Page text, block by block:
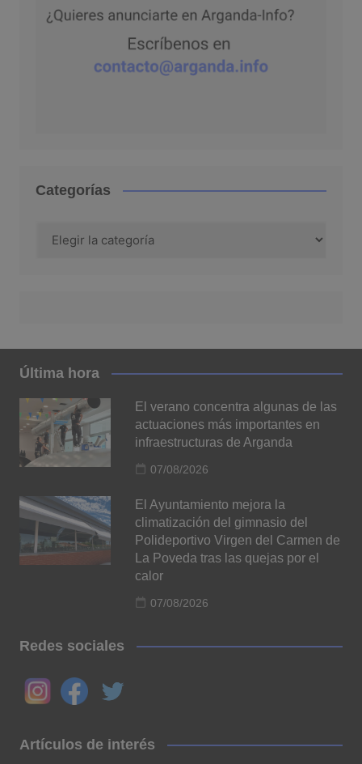
Categorías
Última hora
El verano concentra algunas de las
actuaciones más importantes en
infraestructuras de Arganda
07/08/2026
El Ayuntamiento mejora la
climatización del gimnasio del
Polideportivo Virgen del Carmen de
La Poveda tras las quejas por el
calor
07/08/2026
Redes sociales
Artículos de interés